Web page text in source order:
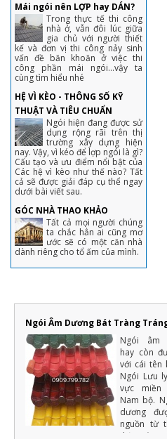
Mái ngói nên LỢP hay DÁN?
Trong thực tế thi công
nhà ở, vẫn đôi lúc giữa
gia chủ với người thiết
kế và đơn vị thi công nảy sinh
vấn đề băn khoăn ở việc thi
công phần mái ngói...vậy ta
cùng tìm hiểu nhé
HỆ VÌ KÈO - THÔNG SỐ KỸ
THUẬT VÀ TIÊU CHUẨN
Ngói hiện đang được sử
dụng rộng rãi trên thị
trường xây dựng hiện
nay. Vậy, vì kéo để lợp ngói là gì?
Cấu tạo và ưu điểm nổi bật của
Các hệ vì kèo như thế nào? Tất
cả sẽ được giải đáp cụ thể ngay
dưới bài viết sau.
GÓC NHÀ THAO KHẢO
Tất cả mọi người chúng
ta chắc hẳn ai cũng mơ
ước sẽ có một căn nhà
dành riêng cho tổ ấm của mình.
Ngói Âm Dương Bát Tràng
Ngói âm
hay còn
với cái tên
Ngói Lưu
vực miền
Nam bộ.
dương
nguồn từ
thời Trần,